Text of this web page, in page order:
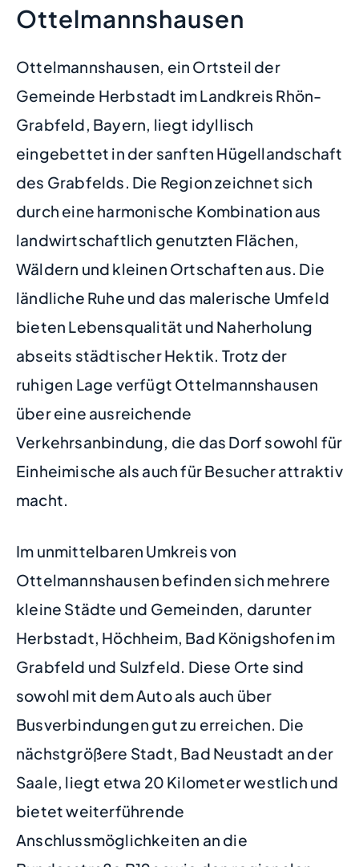
Ottelmannshausen
Ottelmannshausen, ein Ortsteil der
Gemeinde Herbstadt im Landkreis Rhön-
Grabfeld, Bayern, liegt idyllisch
eingebettet in der sanften Hügellandschaft
des Grabfelds. Die Region zeichnet sich
durch eine harmonische Kombination aus
landwirtschaftlich genutzten Flächen,
Wäldern und kleinen Ortschaften aus. Die
ländliche Ruhe und das malerische Umfeld
bieten Lebensqualität und Naherholung
abseits städtischer Hektik. Trotz der
ruhigen Lage verfügt Ottelmannshausen
über eine ausreichende
Verkehrsanbindung, die das Dorf sowohl für
Einheimische als auch für Besucher attraktiv
macht.
Im unmittelbaren Umkreis von
Ottelmannshausen befinden sich mehrere
kleine Städte und Gemeinden, darunter
Herbstadt, Höchheim, Bad Königshofen im
Grabfeld und Sulzfeld. Diese Orte sind
sowohl mit dem Auto als auch über
Busverbindungen gut zu erreichen. Die
nächstgrößere Stadt, Bad Neustadt an der
Saale, liegt etwa 20 Kilometer westlich und
bietet weiterführende
Anschlussmöglichkeiten an die